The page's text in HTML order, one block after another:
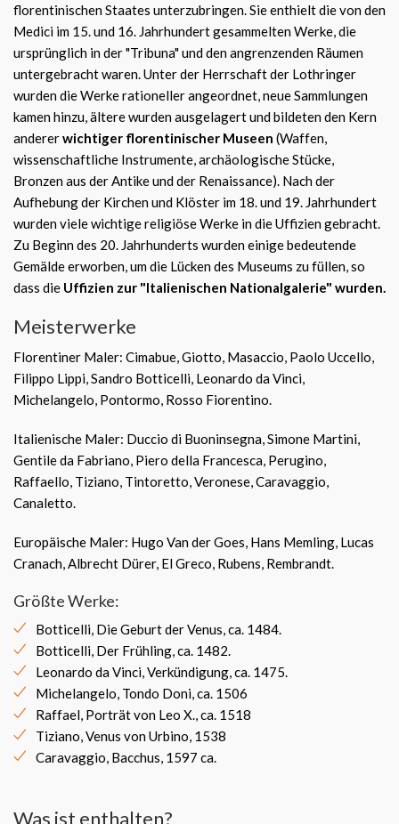
florentinischen Staates unterzubringen. Sie enthielt die von den
Medici im 15. und 16. Jahrhundert gesammelten Werke, die
ursprünglich in der "Tribuna" und den angrenzenden Räumen
untergebracht waren. Unter der Herrschaft der Lothringer
wurden die Werke rationeller angeordnet, neue Sammlungen
kamen hinzu, ältere wurden ausgelagert und bildeten den Kern
andererwichtiger florentinischer Museen (Waffen,
wissenschaftliche Instrumente, archäologische Stücke,
Bronzen aus der Antike und der Renaissance). Nach der
Aufhebung der Kirchen und Klöster im 18. und 19. Jahrhundert
wurden viele wichtige religiöse Werke in die Uffizien gebracht.
Zu Beginn des 20. Jahrhunderts wurden einige bedeutende
Gemälde erworben, um die Lücken des Museums zu füllen, so
dass die Uffizien zur "Italienischen Nationalgalerie" wurden.
Meisterwerke
Florentiner Maler: Cimabue, Giotto, Masaccio, Paolo Uccello,
Filippo Lippi, Sandro Botticelli, Leonardo da Vinci,
Michelangelo, Pontormo, Rosso Fiorentino.
Italienische Maler: Duccio di Buoninsegna, Simone Martini,
Gentile da Fabriano, Piero della Francesca, Perugino,
Raffaello, Tiziano, Tintoretto, Veronese, Caravaggio,
Canaletto.
Europäische Maler: Hugo Van der Goes, Hans Memling, Lucas
Cranach, Albrecht Dürer, El Greco, Rubens, Rembrandt.
Größte Werke:
Botticelli, Die Geburt der Venus, ca. 1484.
Botticelli, Der Frühling, ca. 1482.
Leonardo da Vinci, Verkündigung, ca. 1475.
Michelangelo, Tondo Doni, ca. 1506
Raffael, Porträt von Leo X., ca. 1518
Tiziano, Venus von Urbino, 1538
Caravaggio, Bacchus, 1597 ca.
Was ist enthalten?